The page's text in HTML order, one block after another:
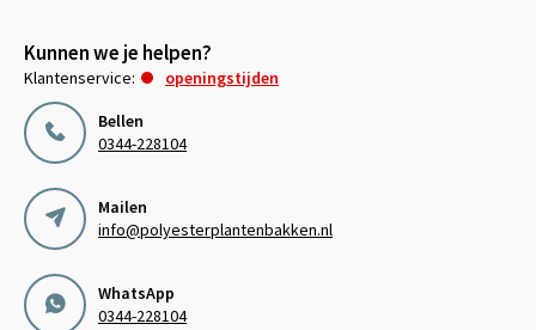
Kunnen we je helpen?
Klantenservice:
openingstijden
Bellen
0344-228104
Mailen
info@polyesterplantenbakken.nl
WhatsApp
0344-228104